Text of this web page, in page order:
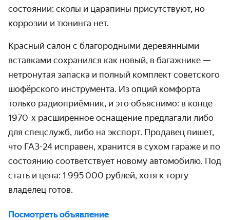
состоянии: сколы и царапины присутствуют, но
коррозии и тюнинга нет.
Красный салон с благородными деревянными
вставками сохранился как новый, в багажнике —
нетронутая запаска и полный комплект советского
шофёрского инструмента. Из опций комфорта
только радиоприёмник, и это объяснимо: в конце
1970-х расширенное оснащение предлагали либо
для спецслужб, либо на экспорт. Продавец пишет,
что ГАЗ-24 исправен, хранится в сухом гараже и по
состоянию соответствует новому автомобилю. Под
стать и цена: 1 995 000 рублей, хотя к торгу
владелец готов.
Посмотреть объявление